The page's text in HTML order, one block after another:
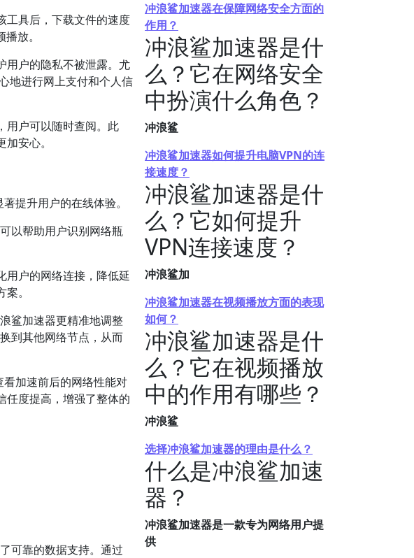
工具后，下载文件的速度
放。
用户的隐私不被泄露。尤
地进行网上支付和个人信
用户可以随时查阅。此
安心。
提升用户的在线体验。
以帮助用户识别网络瓶
用户的网络连接，降低延
。
鲨加速器更精准地调整
到其他网络节点，从而
加速前后的网络性能对
任度提高，增强了整体的
可靠的数据支持。通过
冲浪鲨加速器在保障网络安全方面的
作用？
冲浪鲨加速器是什
么？它在网络安全
中扮演什么角色？
冲浪鲨
冲浪鲨加速器如何提升电脑VPN的连
接速度？
冲浪鲨加速器是什
么？它如何提升
VPN连接速度？
冲浪鲨加
冲浪鲨加速器在视频播放方面的表现
如何？
冲浪鲨加速器是什
么？它在视频播放
中的作用有哪些？
冲浪鲨
选择冲浪鲨加速器的理由是什么？
什么是冲浪鲨加速
器？
冲浪鲨加速器是一款专为网络用户提
供